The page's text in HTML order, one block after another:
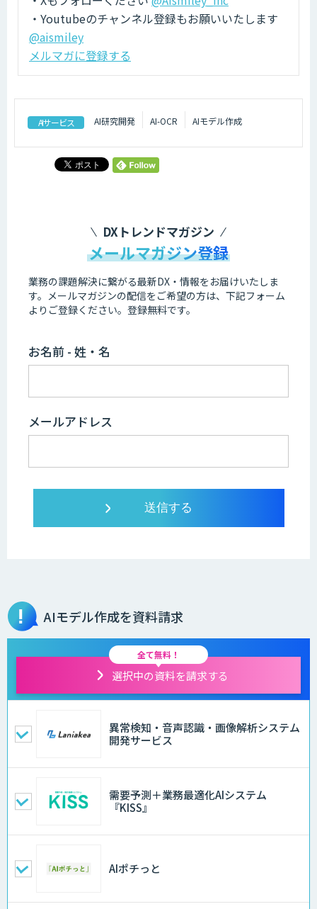
・Youtubeのチャンネル登録もお願いいたします
@aismiley
メルマガに登録する
AIサービス AI研究開発 AI-OCR AIモデル作成
DXトレンドマガジン
メールマガジン登録
業務の課題解決に繋がる最新DX・情報をお届けいたしま
す。 メールマガジンの配信をご希望の方は、下記フォーム
よりご登録ください。登録無料です。
お名前 - 姓・名
メールアドレス
AIモデル作成を資料請求
全て無料！
選択中の資料を請求する
異常検知・音声認識・画像解析システム
開発サービス
需要予測＋業務最適化AIシステム
『KISS』
AIポチっと